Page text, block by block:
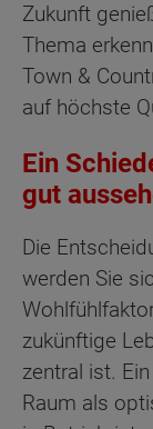
Zukunft
Thema
Town &
auf höchste
Ein
gut
Die
werden Sie
zukünftige
zentral ist.
Raum als